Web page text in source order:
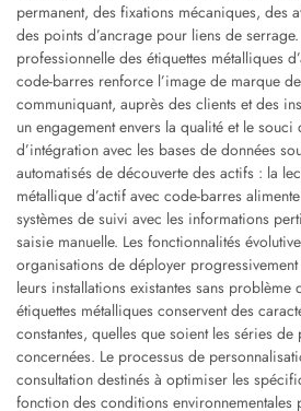
permanent, des fixations mécaniques, des
des points d’ancrage pour liens de serrage.
professionnelle des étiquettes métalliques
code-barres renforce l’image de marque
communiquant, auprès des clients et des
un engagement envers la qualité et le
d’intégration avec les bases de données
automatisés de découverte des actifs : la
métallique d’actif avec code-barres
systèmes de suivi avec les informations
saisie manuelle. Les fonctionnalités
organisations de déployer progressivement
leurs installations existantes sans
étiquettes métalliques conservent des
constantes, quelles que soient les séries
concernées. Le processus de
consultation destinés à optimiser les
fonction des conditions environnementales